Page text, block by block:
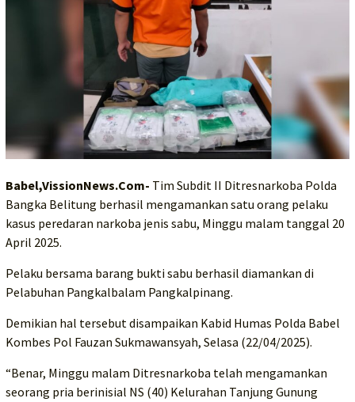
Babel,VissionNews.Com- Tim Subdit II Ditresnarkoba Polda
Bangka Belitung berhasil mengamankan satu orang pelaku
kasus peredaran narkoba jenis sabu, Minggu malam tanggal 20
April 2025.
Pelaku bersama barang bukti sabu berhasil diamankan di
Pelabuhan Pangkalbalam Pangkalpinang.
Demikian hal tersebut disampaikan Kabid Humas Polda Babel
Kombes Pol Fauzan Sukmawansyah, Selasa (22/04/2025).
“Benar, Minggu malam Ditresnarkoba telah mengamankan
seorang pria berinisial NS (40) Kelurahan Tanjung Gunung